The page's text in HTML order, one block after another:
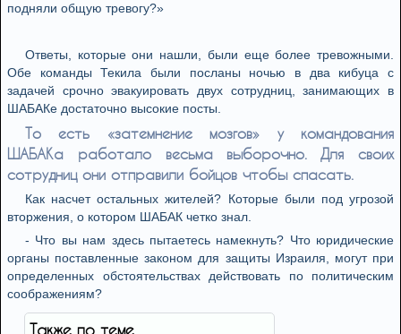
подняли общую тревогу?»
Ответы, которые они нашли, были еще более тревожными.
Обе команды Текила были посланы ночью в два кибуца с
задачей срочно эвакуировать двух сотрудниц, занимающих в
ШАБАКе достаточно высокие посты.
То есть «затемнение мозгов» у командования
ШАБАКа работало весьма выборочно. Для своих
сотрудниц они отправили бойцов чтобы спасать.
Как насчет остальных жителей? Которые были под угрозой
вторжения, о котором ШАБАК четко знал.
- Что вы нам здесь пытаетесь намекнуть? Что юридические
органы поставленные законом для защиты Израиля, могут при
определенных обстоятельствах действовать по политическим
соображениям?
Также по теме